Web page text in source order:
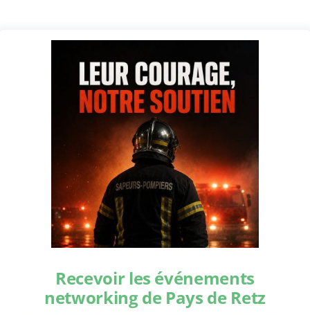
Recevoir les événements
networking de Pays de Retz